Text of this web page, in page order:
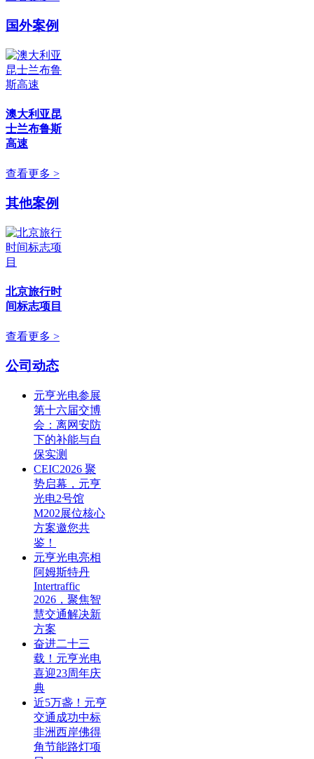
国外案例
澳大利亚昆
士兰布鲁斯
高速
查看更多 >
其他案例
北京旅行时
间标志项目
查看更多 >
公司动态
元亨光电参展
第十六届交博
会：离网安防
下的补能与自
保实测
CEIC2026 聚
势启幕，元亨
光电2号馆
M202展位核心
方案邀您共
鉴！
元亨光电亮相
阿姆斯特丹
Intertraffic
2026，聚焦智
慧交通解决新
方案
奋进二十三
载！元亨光电
喜迎23周年庆
典
近5万盏！元亨
交通成功中标
非洲西岸佛得
角节能路灯项